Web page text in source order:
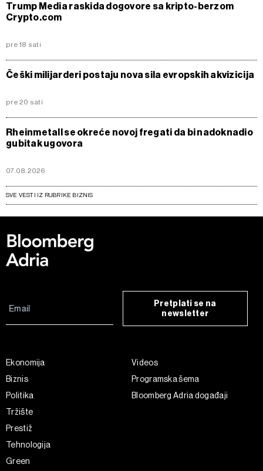
Trump Media raskida dogovore sa kripto-berzom
Crypto.com
pre 18 sati
Češki milijarderi postaju nova sila evropskih akvizicija
pre 20 sati
Rheinmetall se okreće novoj fregati da bi nadoknadio
gubitak ugovora
07.08.2026
SVE VESTI IZ RUBRIKE BIZNIS
Pretplati se na
newsletter
Ekonomija
Biznis
Politika
Tržište
Prestiž
Tehnologija
Green
Videos
Programska šema
Bloomberg Adria događaji